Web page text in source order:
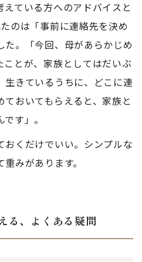
ている方へのアドバイスと
のは「事前に連絡先を決め
。「今回、母があらかじめ
ことが、家族としてはだいぶ
きているうちに、どこに連
おいてもらえると、家族と
す」。
おくだけでいい。シンプルな
みがあります。
る、よくある疑問